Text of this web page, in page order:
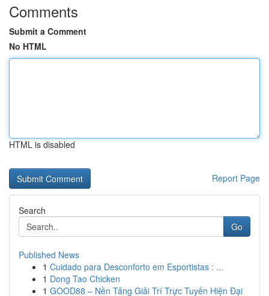
Comments
Submit a Comment
No HTML
HTML is disabled
Report Page
Search
Go
Published News
1 Cuidado para Desconforto em Esportistas : ...
1 Dong Tao Chicken
1 GOOD88 – Nền Tảng Giải Trí Trực Tuyến Hiện Đại